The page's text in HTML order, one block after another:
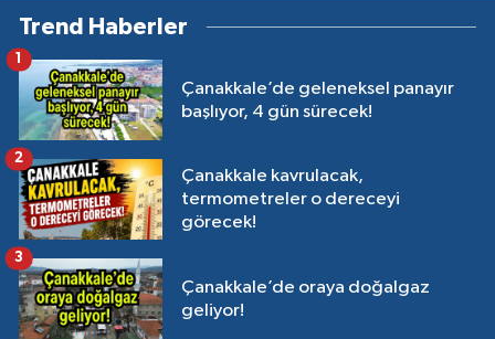
Trend Haberler
Çanakkale’de geleneksel panayır
başlıyor, 4 gün sürecek!
Çanakkale kavrulacak,
termometreler o dereceyi
görecek!
2
Çanakkale’de oraya doğalgaz
geliyor!
3